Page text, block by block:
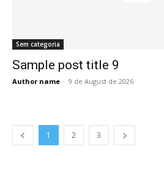
Sem categoria
Sample post title 9
Author name - 9 de August de 2026
1 2 3